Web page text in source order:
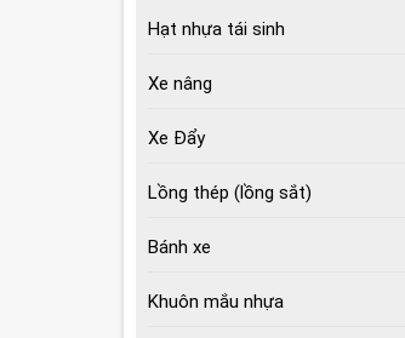
Hạt nhựa tái sinh
Xe nâng
Xe Đẩy
Lồng thép (lồng sắt)
Bánh xe
Khuôn mắu nhựa